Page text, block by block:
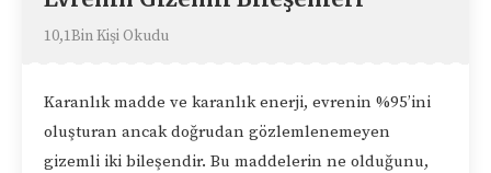
10,1Bin Kişi Okudu
Karanlık madde ve karanlık enerji, evrenin %95’ini
oluşturan ancak doğrudan gözlemlenemeyen
gizemli iki bileşendir. Bu maddelerin ne olduğunu,